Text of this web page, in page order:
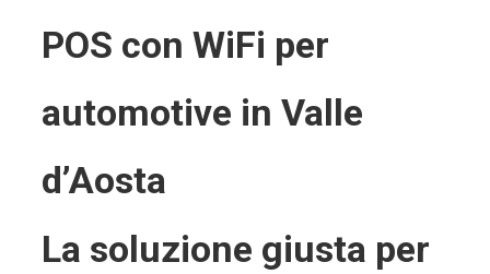
POS con WiFi per
automotive in Valle
d’Aosta
La soluzione giusta per